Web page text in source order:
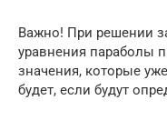
Важно! При решении
уравнения параболы
значения, которые
будет, если будут